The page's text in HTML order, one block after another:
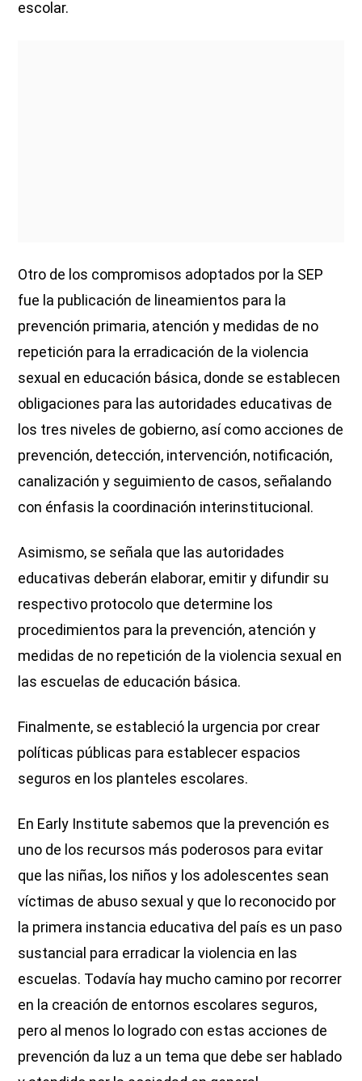
escolar.
Otro de los compromisos adoptados por la SEP
fue la publicación de lineamientos para la
prevención primaria, atención y medidas de no
repetición para la erradicación de la violencia
sexual en educación básica, donde se establecen
obligaciones para las autoridades educativas de
los tres niveles de gobierno, así como acciones de
prevención, detección, intervención, notificación,
canalización y seguimiento de casos, señalando
con énfasis la coordinación interinstitucional.
Asimismo, se señala que las autoridades
educativas deberán elaborar, emitir y difundir su
respectivo protocolo que determine los
procedimientos para la prevención, atención y
medidas de no repetición de la violencia sexual en
las escuelas de educación básica.
Finalmente, se estableció la urgencia por crear
políticas públicas para establecer espacios
seguros en los planteles escolares.
En Early Institute sabemos que la prevención es
uno de los recursos más poderosos para evitar
que las niñas, los niños y los adolescentes sean
víctimas de abuso sexual y que lo reconocido por
la primera instancia educativa del país es un paso
sustancial para erradicar la violencia en las
escuelas. Todavía hay mucho camino por recorrer
en la creación de entornos escolares seguros,
pero al menos lo logrado con estas acciones de
prevención da luz a un tema que debe ser hablado